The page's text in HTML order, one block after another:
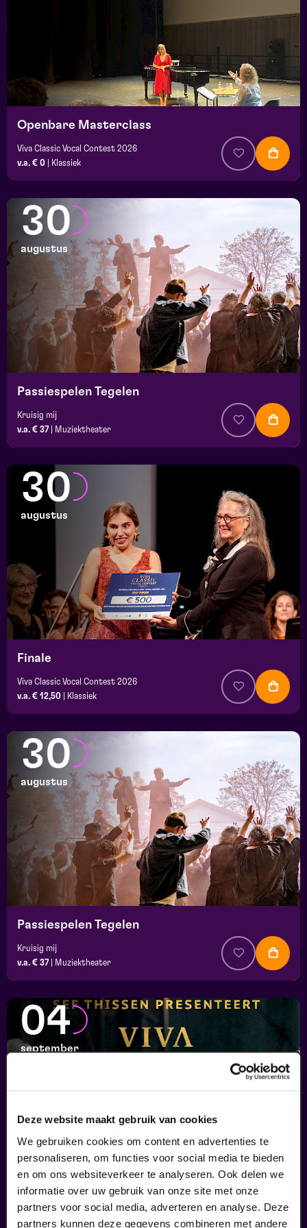
Deze website maakt gebruik van cookies
We gebruiken cookies om content en advertenties te
personaliseren, om functies voor social media te bieden
en om ons websiteverkeer te analyseren. Ook delen we
informatie over uw gebruik van onze site met onze
partners voor social media, adverteren en analyse. Deze
partners kunnen deze gegevens combineren met andere
Openbare Masterclass
Viva Classic Vocal Contest 2026
v.a. € 0
Klassiek
30
augustus
Passiespelen Tegelen
Kruisig mij
v.a. € 37
Muziektheater
30
augustus
Finale
Viva Classic Vocal Contest 2026
v.a. € 12,50
Klassiek
30
augustus
Passiespelen Tegelen
Kruisig mij
v.a. € 37
Muziektheater
04
september
Viva Classic Live
FilmMuziek